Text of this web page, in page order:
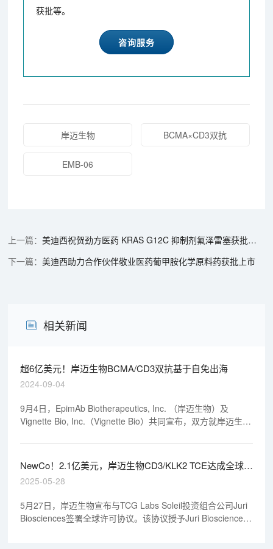
获批等。
咨询服务
岸迈生物 BCMA×CD3双抗
EMB-06
美迪西祝贺劲方医药 KRAS G12C 抑制剂氟泽雷塞获批上市
美迪西助力合作伙伴敬业医药葡甲胺化学原料药获批上市
相关新闻
超6亿美元！岸迈生物BCMA/CD3双抗基于自免出海
2024-09-04
9月4日，EpimAb Biotherapeutics, Inc. （岸迈生物）及
Vignette Bio, Inc.（Vignette Bio）共同宣布，双方就岸迈生物
权许可协议。根据该协议规定，岸迈生物将授予Vignette在大
中华区（包括中国大陆，香港，澳门和台湾地区）以外开发和
商业化EMB-06的独家权利，而岸迈生物将保留EMB-06在大中
华区的权利。岸迈生物将以现金和Vignette股权的形式收取总
开发、上市、和商业化的里程碑付款，以及基于净销售额的收
入分成。
NewCo！2.1亿美元，岸迈生物CD3/KLK2 TCE达成全球授
权协议
2025-05-28
5月27日，岸迈生物宣布与TCG Labs Soleil投资组合公司Juri
Biosciences签署全球许可协议。该协议授予Juri Biosciences